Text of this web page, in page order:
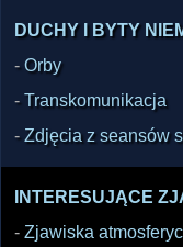
DUCHY I BYTY
-Orby
-Transkomunikacja
-Zdjęcia z seansów
INTERESUJĄCE
- Zjawiska